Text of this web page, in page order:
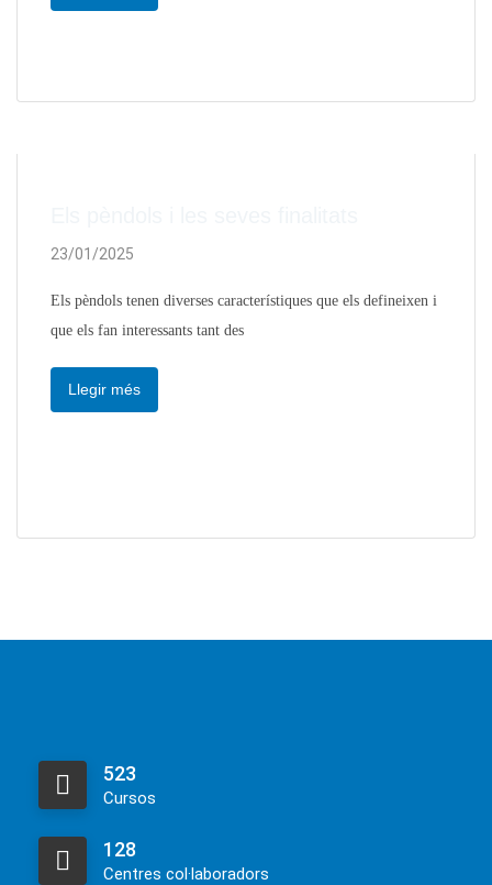
23/01/2025
Els pèndols tenen diverses característiques que els defineixen i
que els fan interessants tant des
Llegir més
523
Cursos
128
Centres col·laboradors